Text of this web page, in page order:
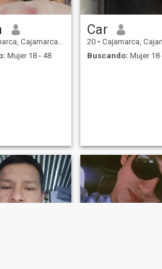
Cajamarca, Perú
Mujer 18 - 48
Car
20 • Cajamarca,
Buscando: Mujer 18